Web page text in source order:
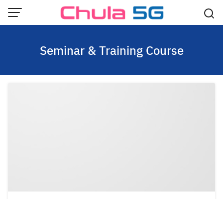
content
Seminar & Training Course